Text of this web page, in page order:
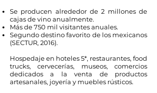
Se producen alrededor de 2 millones de
cajas de vino anualmente.
Más de 750 mil visitantes anuales.
Segundo destino favorito de los mexicanos
(SECTUR, 2016).
Hospedaje en hoteles 5*, restaurantes, food
trucks, cervecerías, museos, comercios
dedicados a la venta de productos
artesanales, joyería y muebles rústicos.